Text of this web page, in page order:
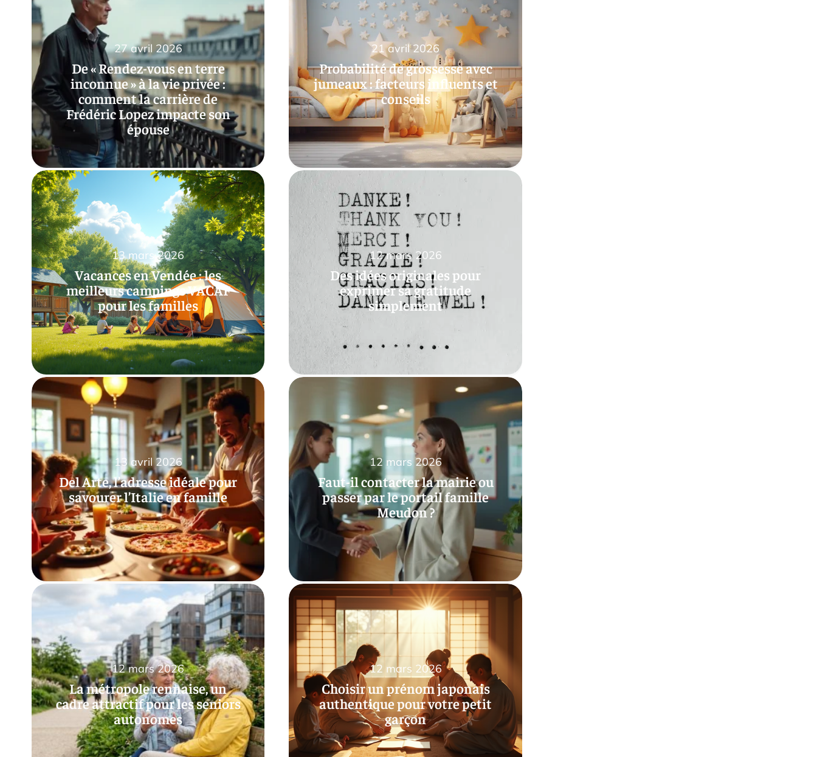
De « Rendez-vous en terre
inconnue » à la vie privée :
comment la carrière de
Frédéric Lopez impacte son
épouse
27 avril 2026
Probabilité de grossesse avec
jumeaux : facteurs influents et
conseils
21 avril 2026
Vacances en Vendée : les
meilleurs campings VACAF
pour les familles
13 mars 2026
Des idées originales pour
exprimer sa gratitude
simplement
12 mars 2026
Del Arte, l’adresse idéale pour
savourer l’Italie en famille
13 avril 2026
Faut-il contacter la mairie ou
passer par le portail famille
Meudon ?
12 mars 2026
La métropole rennaise, un
cadre attractif pour les seniors
autonomes
12 mars 2026
Choisir un prénom japonais
authentique pour votre petit
garçon
12 mars 2026